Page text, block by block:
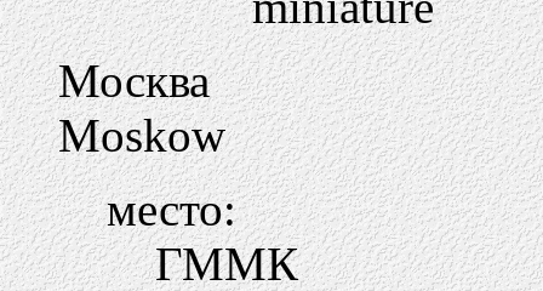
Москва
Moskow
место:
ГММК